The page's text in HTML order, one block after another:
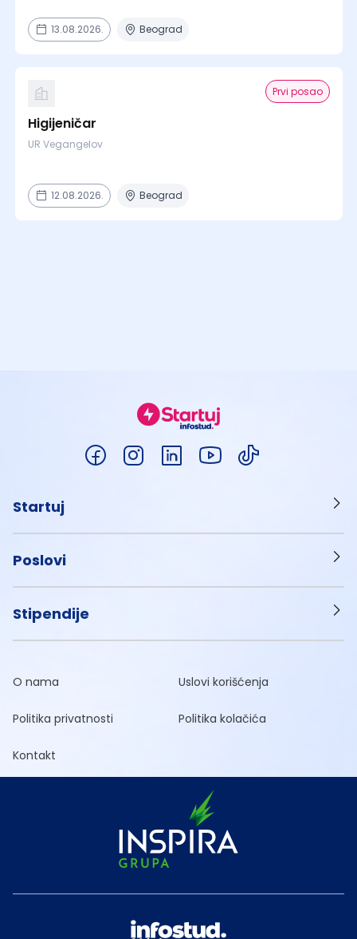
13.08.2026. Beograd
Prvi posao
Higijeničar
UR Vegangelov
12.08.2026. Beograd
Startuj
Poslovi
Stipendije
O nama Uslovi korišćenja
Politika privatnosti Politika kolačića
Kontakt